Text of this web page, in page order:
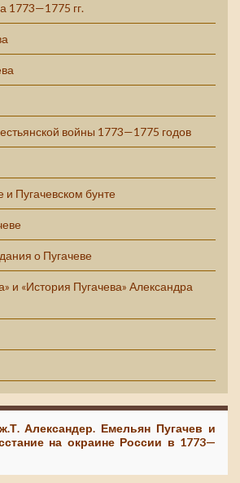
1773—1775 гг.
войны 1773—1775 годов
Пугачевском бунте
о Пугачеве
и «История Пугачева» Александра
Александер. Емельян Пугачев и
на окраине России в 1773—